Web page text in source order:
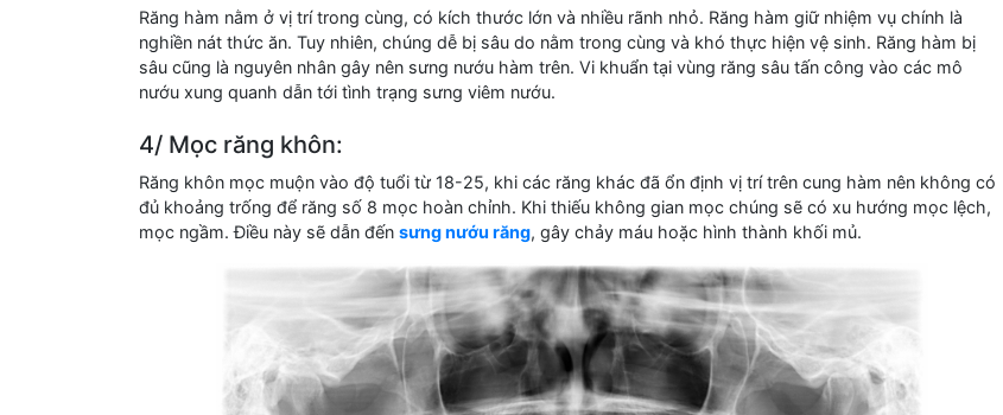
Răng hàm nằm ở vị trí trong cùng, có kích thước lớn và nhiều rãnh nhỏ. Răng hàm giữ nhiệm vụ chính là
nghiền nát thức ăn. Tuy nhiên, chúng dễ bị sâu do nằm trong cùng và khó thực hiện vệ sinh. Răng hàm bị
sâu cũng là nguyên nhân gây nên sưng nướu hàm trên. Vi khuẩn tại vùng răng sâu tấn công vào các mô
nướu xung quanh dẫn tới tình trạng sưng viêm nướu.
4/ Mọc răng khôn:
Răng khôn mọc muộn vào độ tuổi từ 18-25, khi các răng khác đã ổn định vị trí trên cung hàm nên không có
đủ khoảng trống để răng số 8 mọc hoàn chỉnh. Khi thiếu không gian mọc chúng sẽ có xu hướng mọc lệch,
mọc ngầm. Điều này sẽ dẫn đến sưng nướu răng, gây chảy máu hoặc hình thành khối mủ.